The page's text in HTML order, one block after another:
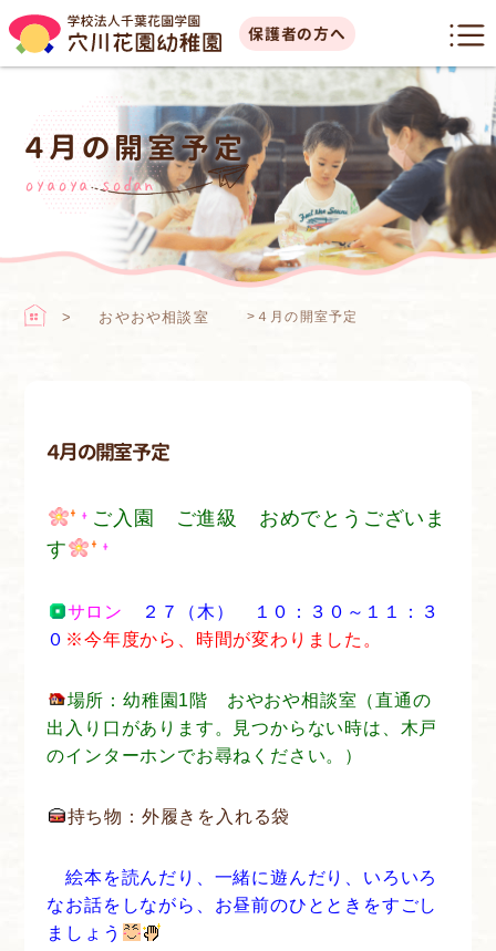
保護者の方へ
４月の開室予定
oyaoya sodan
おやおや相談室 > ４月の開室予定
４月の開室予定
ご入園 ご進級 おめでとうございま
す
サロン
２７（木） １０：３０～１１：３
０ ※今年度から、時間が変わりました。
場所：幼稚園1階 おやおや相談室（直通の
出入り口があります。見つからない時は、木戸
のインターホンでお尋ねください。）
持ち物：外履きを入れる袋
絵本を読んだり、一緒に遊んだり、いろいろ
なお話をしながら、お昼前のひとときをすごし
ましょう